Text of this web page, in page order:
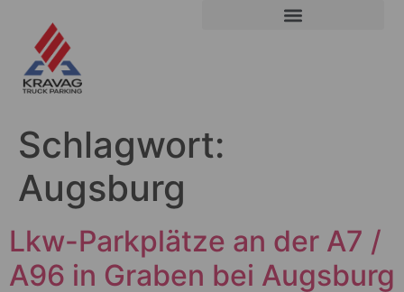
Schlagwort:
Augsburg
Lkw-Parkplätze an der A7 /
A96 in Graben bei Augsburg